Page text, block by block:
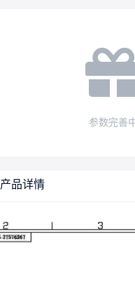
参数完善
产品详情